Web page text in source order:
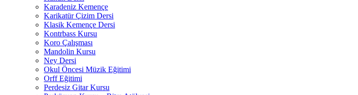
Karadeniz Kemençe
Karikatür Çizim Dersi
Klasik Kemençe Dersi
Kontrbass Kursu
Koro Çalışması
Mandolin Kursu
Ney Dersi
Okul Öncesi Müzik Eğitimi
Orff Eğitimi
Perdesiz Gitar Kursu